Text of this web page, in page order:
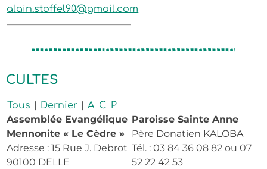
alain.stoffel90@gmail.com
CULTES
Tous | Dernier | A C P
Assemblée Evangélique
Mennonite « Le Cèdre »
Adresse : 15 Rue J. Debrot
90100 DELLE
Paroisse Sainte Anne
Père Donatien KALOBA
Tél. : 03 84 36 08 82 ou 07
52 22 42 53